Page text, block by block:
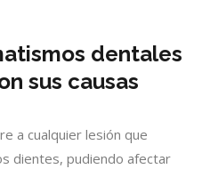
dentales
sus causas
a cualquier lesión que
dientes, pudiendo afectar